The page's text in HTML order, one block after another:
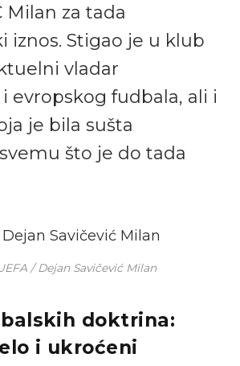
Milan za tada
iznos. Stigao je u klub
vladar
evropskog fudbala, ali i
je bila sušta
što je do tada
/ Dejan Savičević Milan
doktrina:
i ukroćeni